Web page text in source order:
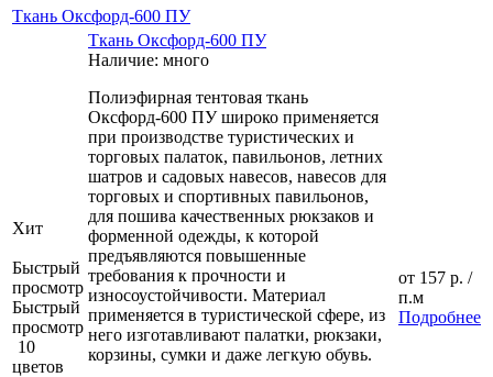
Ткань Оксфорд-600 ПУ
Хит
Быстрый
просмотр
Быстрый
просмотр
10
цветов
Ткань Оксфорд-600 ПУ
Наличие: много
Полиэфирная тентовая ткань
Оксфорд-600 ПУ широко применяется
при производстве туристических и
торговых палаток, павильонов, летних
шатров и садовых навесов, навесов для
торговых и спортивных павильонов,
для пошива качественных рюкзаков и
форменной одежды, к которой
предъявляются повышенные
требования к прочности и
износоустойчивости. Материал
применяется в туристической сфере, из
него изготавливают палатки, рюкзаки,
корзины, сумки и даже легкую обувь.
от 157 р. /
п.м
Подробнее